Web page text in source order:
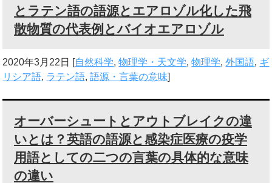
とラテン語の語源とエアロゾル化した飛
散物質の代表例とバイオエアロゾル
2020年3月22日 [自然科学,物理学・天文学,物理学,外国語, ギ
リシア語, ラテン語,語源・言葉の意味]
オーバーシュートとアウトブレイクの違
いとは？英語の語源と感染症医療の疫学
用語としての二つの言葉の具体的な意味
の違い